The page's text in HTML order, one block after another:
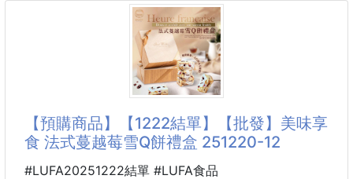
。酸甜可口，女孩與媽媽們最好的保養食品
天然的酸甜滋味，越嚼越香，
🐄不easy胖海藻糖🐄
使用每天新鮮現擠的牛奶製作👏
💁‍♀️完全純手工製作的雪花酥
❌無添加防腐劑🤹‍♀️吃的更安心💞
【預購商品】【1222結單】【批發】美味享
食 法式蔓越莓雪Q餅禮盒 251220-12
#LUFA20251222結單 #LUFA食品